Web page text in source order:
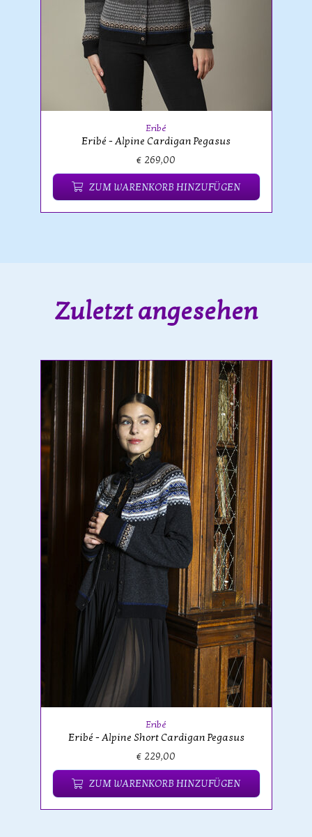
Eribé
Eribé - Alpine Cardigan Pegasus
€ 269,00
ZUM WARENKORB HINZUFÜGEN
Zuletzt angesehen
Eribé
Eribé - Alpine Short Cardigan Pegasus
€ 229,00
ZUM WARENKORB HINZUFÜGEN